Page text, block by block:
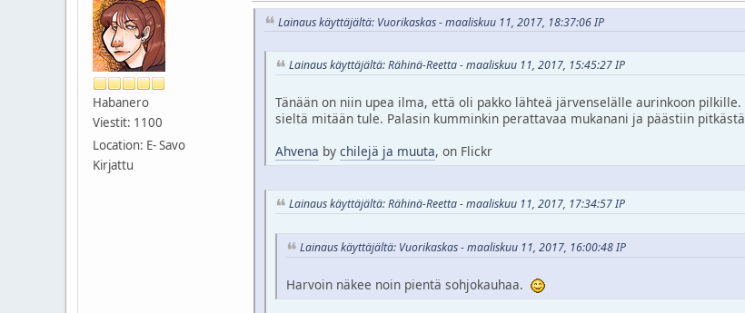
Habanero
Viestit: 1100
Location: E- Savo
Kirjattu
Lainaus käyttäjältä: Vuorikaskas - maaliskuu 11, 2017, 18:37:06 IP
Lainaus käyttäjältä: Rähinä-Reetta - maaliskuu 11, 2017, 15:45:27 IP
Tänään on niin upea ilma, että oli pakko lähteä järvenselälle aurinkoon
sieltä mitään tule. Palasin kumminkin perattavaa mukanani ja päästiin
Ahvena by chilejä ja muuta, on Flickr
Lainaus käyttäjältä: Rähinä-Reetta - maaliskuu 11, 2017, 17:34:57 IP
Lainaus käyttäjältä: Vuorikaskas - maaliskuu 11, 2017, 16:00:48 IP
Harvoin näkee noin pientä sohjokauhaa.